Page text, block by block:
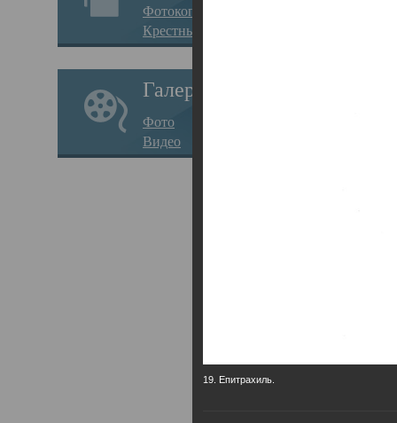
Фотокопии дел
Крестные ходы
Галерея
Фото
Видео
19. Епитрахиль.